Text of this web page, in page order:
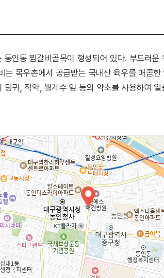
인동 찜갈비골목이 형성되어 있다. 부드러운
는 목우촌에서 공급받는 국내산 육우를 매콤
귀, 작약, 월계수 잎 등의 약초를 사용하여